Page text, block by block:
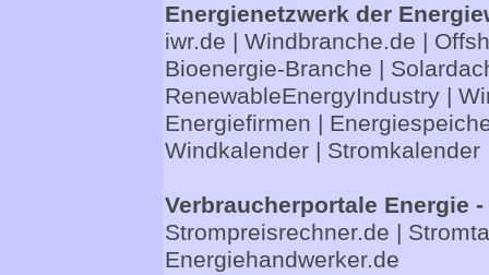
Energienetzwerk der
iwr.de | Windbranche.de |
Bioenergie-Branche |
RenewableEnergyIndustry|
Energiefirmen |
Windkalender| Stromkalender
Verbraucherportale Energie
Strompreisrechner.de |
Energiehandwerker.de